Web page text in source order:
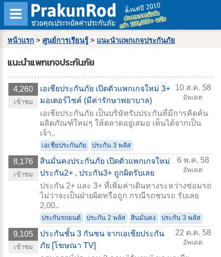
หน้าแรก > ศูนย์การเรียนรู้ > แนะนำแพกเกจประกันภัย
แนะนำแพกเกจประกันภัย
4,260
เข้าชม
เอเชียประกันภัย เปิดตัวแพกเกจใหม่ 3+
มอเตอร์ไซค์ (มีค่ารักษาพยาบาล)
10 ส.ค. 58
อัพเดต
เอเชียประกันภัย เป็นบริษัทรับประกันที่มีการคิดค้น
ผลิตภัณฑ์ใหม่ๆ ให้ตลาดอยู่เสมอ เห็นได้จากเป็น
เจ้า..
เอเชียประกันภัย ประกัน 3 พลัส
8,176
เข้าชม
สินมั่นคงประกันภัย เปิดตัวแพกเกจใหม่
ประกัน2+ , ประกัน3+ ถูกผิดรับเลย
6 พ.ค. 58
อัพเดต
ประกัน 2+ และ 3+ ที่เพิ่มค่าเดินทางระหว่างซ่อมรถ
ไม่ว่าจะเป็นฝ่ายผิดหรือถูก กรณีรถชนรถ รับเลย
2,00..
ประกันรถยนต์ ประกัน 2 พลัส สินมั่นคง ประกัน 3 พลัส
9,105
เข้าชม
ประกันชั้น 3 กันชน จากเอเชียประกัน
ภัย [โฆษณา TV]
22 ต.ค. 58
อัพเดต